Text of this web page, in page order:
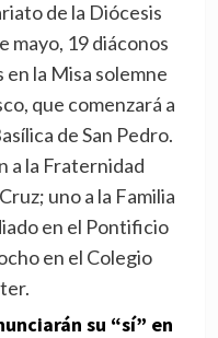
de la Diócesis
mayo, 19 diáconos
la Misa solemne
que comenzará a
de San Pedro.
a la Fraternidad
uno a la Familia
en el Pontificio
en el Colegio
su “sí” en